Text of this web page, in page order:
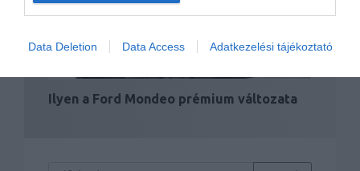
Data Deletion Data Access Adatkezelési tájékoztató
Ilyen a Ford Mondeo prémium változata